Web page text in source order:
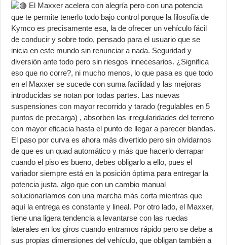
El Maxxer acelera con alegría pero con una potencia
que te permite tenerlo todo bajo control porque la filosofía de
Kymco es precisamente esa, la de ofrecer un vehículo fácil
de conducir y sobre todo, pensado para el usuario que se
inicia en este mundo sin renunciar a nada. Seguridad y
diversión ante todo pero sin riesgos innecesarios. ¿Significa
eso que no corre?, ni mucho menos, lo que pasa es que todo
en el Maxxer se sucede con suma facilidad y las mejoras
introducidas se notan por todas partes. Las nuevas
suspensiones con mayor recorrido y tarado (regulables en 5
puntos de precarga) , absorben las irregularidades del terreno
con mayor eficacia hasta el punto de llegar a parecer blandas.
El paso por curva es ahora más divertido pero sin olvidarnos
de que es un quad automático y más que hacerlo derrapar
cuando el piso es bueno, debes obligarlo a ello, pues el
variador siempre está en la posición óptima para entregar la
potencia justa, algo que con un cambio manual
solucionaríamos con una marcha más corta mientras que
aquí la entrega es constante y lineal. Por otro lado, el Maxxer,
tiene una ligera tendencia a levantarse con las ruedas
laterales en los giros cuando entramos rápido pero se debe a
sus propias dimensiones del vehículo, que obligan también a